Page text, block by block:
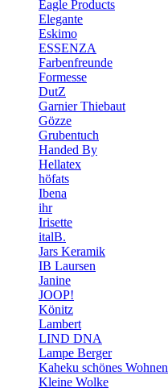
Eagle Products
Elegante
Eskimo
ESSENZA
Farbenfreunde
Formesse
DutZ
Garnier Thiebaut
Gözze
Grubentuch
Handed By
Hellatex
höfats
Ibena
ihr
Irisette
italB.
Jars Keramik
IB Laursen
Janine
JOOP!
Könitz
Lambert
LIND DNA
Lampe Berger
Kaheku schönes Wohnen
Kleine Wolke